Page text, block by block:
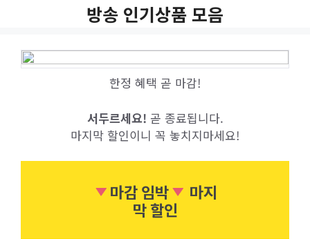
방송 인기상품 모음
한정 혜택 곧 마감!
서두르세요! 곧 종료됩니다.
마지막 할인이니 꼭 놓치지마세요!
마감 임박
마지
막 할인